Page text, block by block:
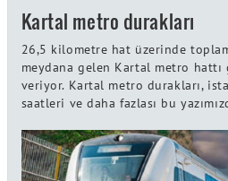
Kartal metro durakları
26,5 kilometre hat üzerinde
meydana gelen Kartal metro
veriyor. Kartal metro durakları,
saatleri ve daha fazlası bu